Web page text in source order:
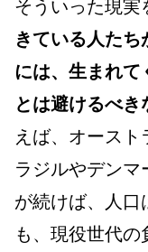
そういった現実
きている人た
には、生まれて
とは避けるべ
えば、オース
ラジルやデンマ
が続けば、人口
も、現役世代